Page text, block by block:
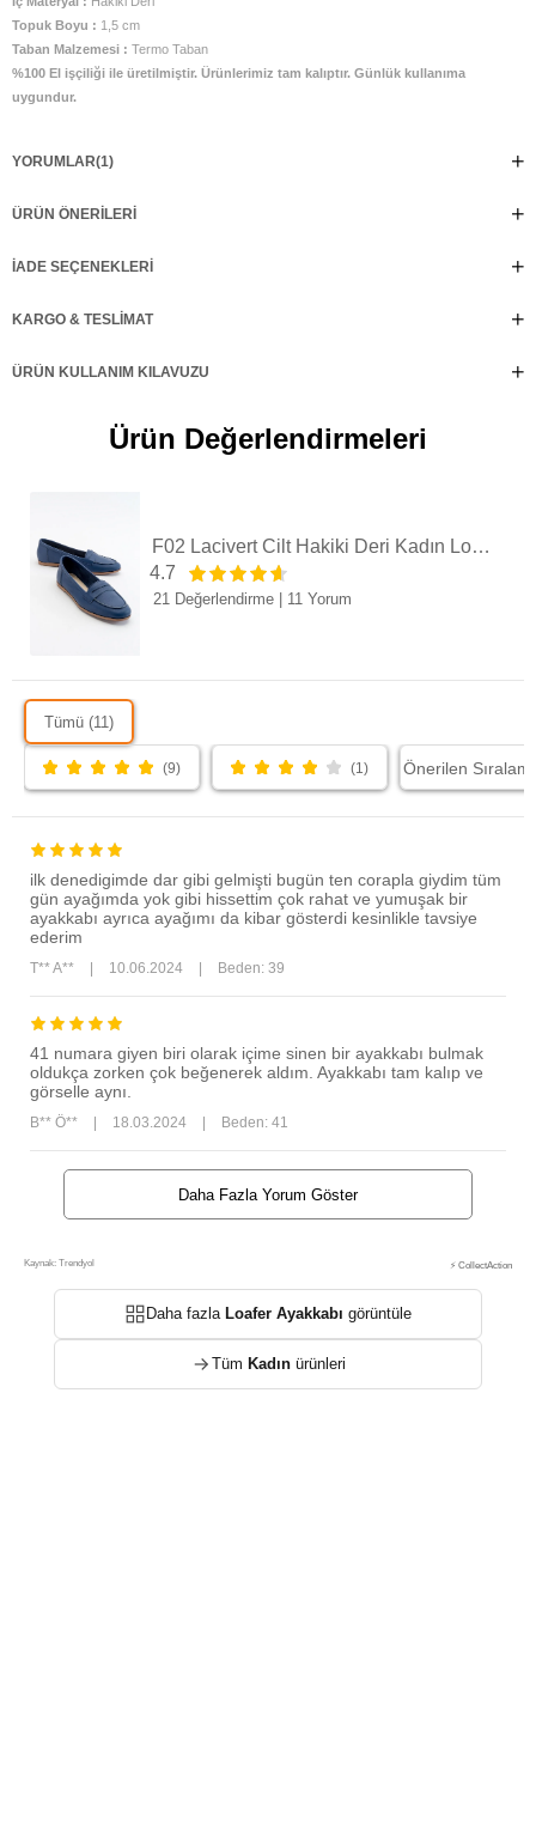
Topuk Boyu : 1,5 cm
Taban Malzemesi : Termo Taban
%100 El işçiliği ile üretilmiştir. Ürünlerimiz tam kalıptır. Günlük kullanıma
uygundur.
YORUMLAR(1)
ÜRÜN ÖNERILERI
İADE SEÇENEKLERI
KARGO & TESLIMAT
ÜRÜN KULLANIM KILAVUZU
Ürün Değerlendirmeleri
F02 Lacivert Cilt Hakiki Deri Kadın Loafer Ayakkabı
4.7
21 Değerlendirme | 11 Yorum
Tümü (11)
(9) (1)
ilk denedigimde dar gibi gelmişti bugün ten corapla giydim tüm
gün ayağımda yok gibi hissettim çok rahat ve yumuşak bir
ayakkabı ayrıca ayağımı da kibar gösterdi kesinlikle tavsiye
ederim
T** A** 10.06.2024 Beden: 39
41 numara giyen biri olarak içime sinen bir ayakkabı bulmak
oldukça zorken çok beğenerek aldım. Ayakkabı tam kalıp ve
görselle aynı.
B** Ö** 18.03.2024 Beden: 41
Daha Fazla Yorum Göster
Kaynak: Trendyol ⚡ CollectAction
Daha fazla Loafer Ayakkabı görüntüle
Tüm Kadınürünleri